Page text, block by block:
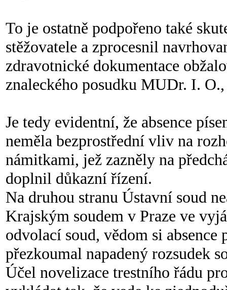
To je ostatně podpořeno také
stěžovatele a zprocesnil
zdravotnické dokumentace
znaleckého posudku MUDr. I.
Je tedy evidentní, že absence
neměla bezprostřední vliv na
námitkami, jež zazněly na
doplnil důkazní řízení.
Na druhou stranu Ústavní soud
Krajským soudem v Praze ve
odvolací soud, vědom si
přezkoumal napadený rozsudek
Účel novelizace trestního řádu